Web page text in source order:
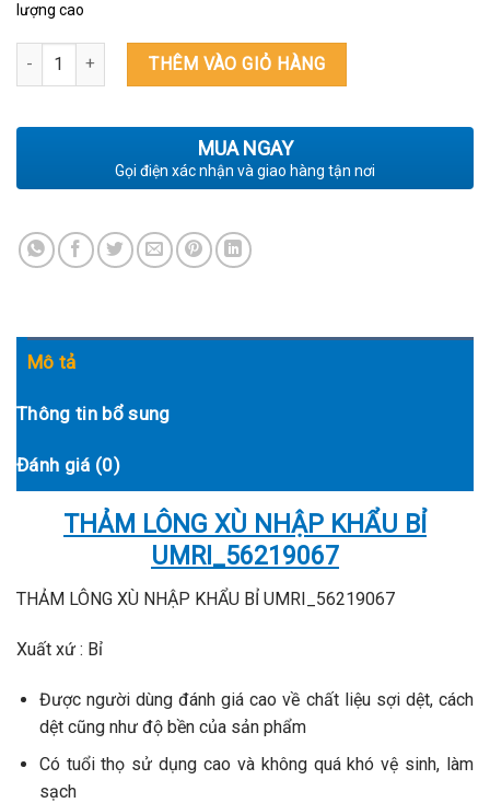
lượng cao
THẢM LÔNG XÙ NHẬP KHẨU BỈ UMRI_56219067 số lượng
THÊM VÀO GIỎ HÀNG
MUA NGAY
Gọi điện xác nhận và giao hàng tận nơi
Mô tả
Thông tin bổ sung
Đánh giá (0)
THẢM LÔNG XÙ NHẬP KHẨU BỈ
UMRI_56219067
THẢM LÔNG XÙ NHẬP KHẨU BỈ UMRI_56219067
Xuất xứ : Bỉ
Được người dùng đánh giá cao về chất liệu sợi dệt, cách
dệt cũng như độ bền của sản phẩm
Có tuổi thọ sử dụng cao và không quá khó vệ sinh, làm
sạch